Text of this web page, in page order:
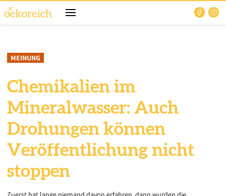
MEINUNG
Chemikalien im
Mineralwasser: Auch
Drohungen können
Veröffentlichung nicht
stoppen